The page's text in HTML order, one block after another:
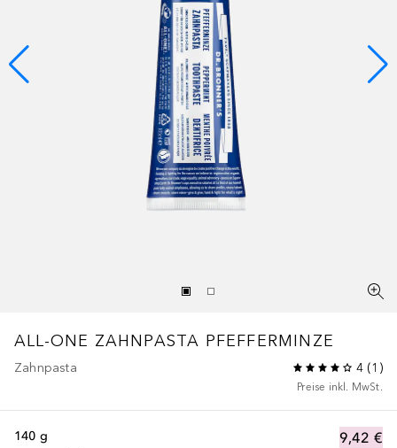
ALL-ONE ZAHNPASTA PFEFFERMINZE
Zahnpasta 4 (1 )
Preise inkl. MwSt.
9,42 €
140 g